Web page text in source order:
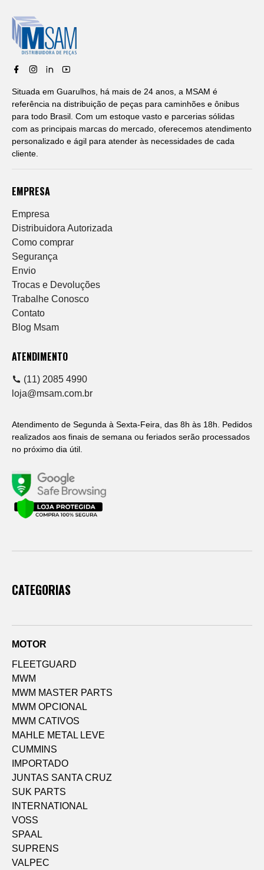
Situada em Guarulhos, há mais de 24 anos, a MSAM é
referência na distribuição de peças para caminhões e ônibus
para todo Brasil. Com um estoque vasto e parcerias sólidas
com as principais marcas do mercado, oferecemos atendimento
personalizado e ágil para atender às necessidades de cada
cliente.
EMPRESA
Empresa
Distribuidora Autorizada
Como comprar
Segurança
Envio
Trocas e Devoluções
Trabalhe Conosco
Contato
Blog Msam
ATENDIMENTO
(11) 2085 4990
loja@msam.com.br
Atendimento de Segunda à Sexta-Feira, das 8h às 18h. Pedidos
realizados aos finais de semana ou feriados serão processados
no próximo dia útil.
CATEGORIAS
MOTOR
FLEETGUARD
MWM
MWM MASTER PARTS
MWM OPCIONAL
MWM CATIVOS
MAHLE METAL LEVE
CUMMINS
IMPORTADO
JUNTAS SANTA CRUZ
SUK PARTS
INTERNATIONAL
VOSS
SPAAL
SUPRENS
VALPEC